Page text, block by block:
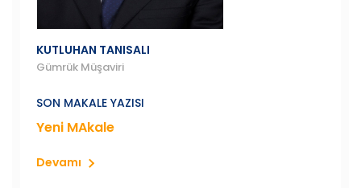
KUTLUHAN TANISALI
Gümrük Müşaviri
SON MAKALE YAZISI
Yeni MAkale
Devamı